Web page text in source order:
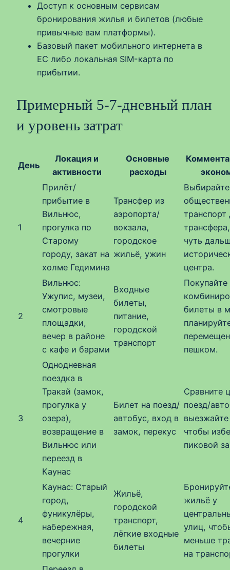
Доступ к основным сервисам
бронирования жилья и билетов (любые
привычные вам платформы).
Базовый пакет мобильного интернета в
ЕС либо локальная SIM-карта по
прибытии.
Примерный 5-7-дневный план
и уровень затрат
День
Локация и
активности
Основные
расходы
1
Прилёт/
прибытие в
Вильнюс,
прогулка по
Старому
городу, закат на
холме Гедимина
Трансфер из
аэропорта/
вокзала,
городское
жильё, ужин
Выбирайте
транспорт
чуть
центра.
2
Вильнюс:
Ужупис, музеи,
смотровые
площадки,
вечер в районе
с кафе и барами
Входные
билеты,
питание,
городской
транспорт
Покупайте
билеты в
пешком.
3
Однодневная
поездка в
Тракай (замок,
прогулка у
озера),
возвращение в
Вильнюс или
переезд в
Каунас
Билет на поезд/
автобус, вход в
замок, перекус
Сравните
поезд/
чтобы
пиковой
4
Каунас: Старый
город,
фуникулёры,
набережная,
вечерние
прогулки
Жильё,
городской
транспорт,
лёгкие входные
билеты
жильё у
улиц,
меньше
на